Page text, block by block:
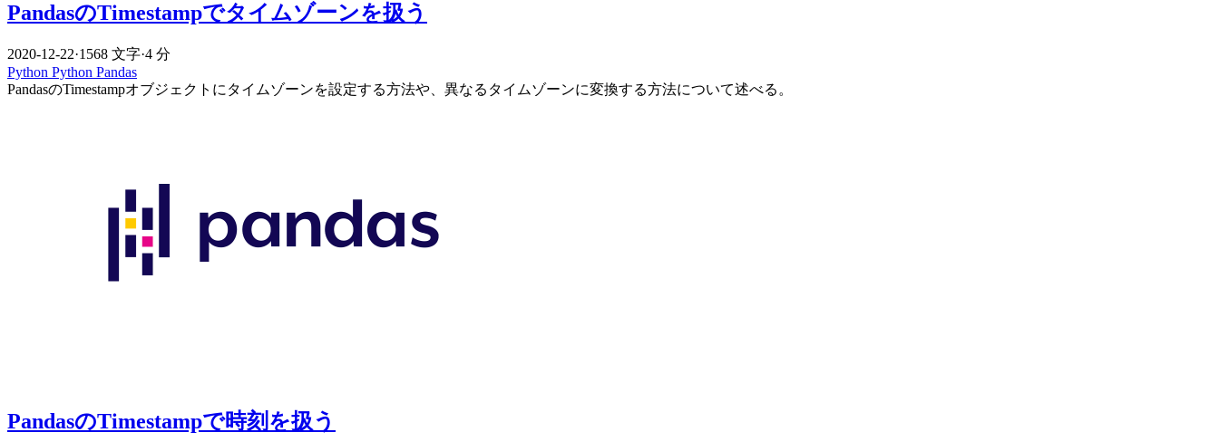
PandasのTimestampでタイムゾーンを扱う
2020-12-22·1568 文字·4 分
Python Python Pandas
PandasのTimestampオブジェクトにタイムゾーンを設定する方法や、異なるタイムゾーンに変換する方法について述べる。
PandasのTimestampで時刻を扱う